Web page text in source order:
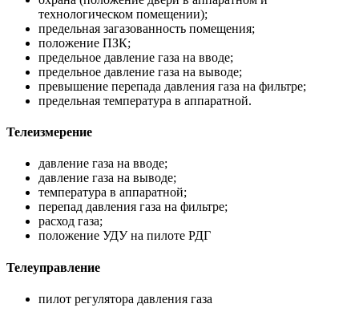
технологическом помещении);
предельная загазованность помещения;
положение ПЗК;
предельное давление газа на вводе;
предельное давление газа на выводе;
превышение перепада давления газа на фильтре;
предельная температура в аппаратной.
Телеизмерение
давление газа на вводе;
давление газа на выводе;
температура в аппаратной;
перепад давления газа на фильтре;
расход газа;
положение УДУ на пилоте РДГ
Телеуправление
пилот регулятора давления газа